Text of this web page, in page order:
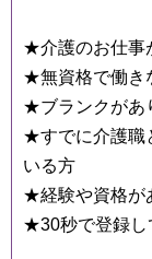
★介護のお仕事
★無資格で働き
★ブランクがあ
★すでに介護職
いる方
★経験や資格が
★30秒で登録し